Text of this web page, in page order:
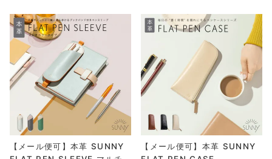
【メール便可】本革 SUNNY
【メール便可】本革 SUNNY